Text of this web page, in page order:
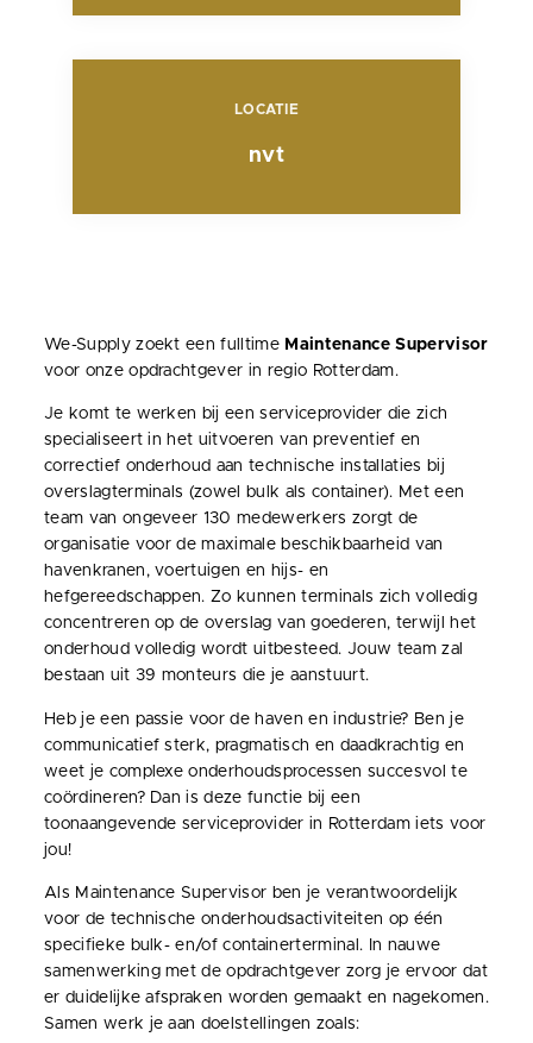
LOCATIE
nvt
We-Supply zoekt een fulltime Maintenance Supervisor
voor onze opdrachtgever in regio Rotterdam.
Je komt te werken bij een serviceprovider die zich
specialiseert in het uitvoeren van preventief en
correctief onderhoud aan technische installaties bij
overslagterminals (zowel bulk als container). Met een
team van ongeveer 130 medewerkers zorgt de
organisatie voor de maximale beschikbaarheid van
havenkranen, voertuigen en hijs- en
hefgereedschappen. Zo kunnen terminals zich volledig
concentreren op de overslag van goederen, terwijl het
onderhoud volledig wordt uitbesteed. Jouw team zal
bestaan uit 39 monteurs die je aanstuurt.
Heb je een passie voor de haven en industrie? Ben je
communicatief sterk, pragmatisch en daadkrachtig en
weet je complexe onderhoudsprocessen succesvol te
coördineren? Dan is deze functie bij een
toonaangevende serviceprovider in Rotterdam iets voor
jou!
Als Maintenance Supervisor ben je verantwoordelijk
voor de technische onderhoudsactiviteiten op één
specifieke bulk- en/of containerterminal. In nauwe
samenwerking met de opdrachtgever zorg je ervoor dat
er duidelijke afspraken worden gemaakt en nagekomen.
Samen werk je aan doelstellingen zoals: